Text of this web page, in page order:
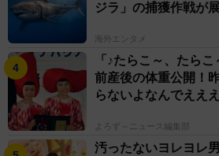
ジラ」の捕獲作戦が
海外エンタメ
「♪たらこ～、たら
前産後の体重公開！
らないよなんでえええ
よろず～ニュース編集部
汚ったないヨレヨレ